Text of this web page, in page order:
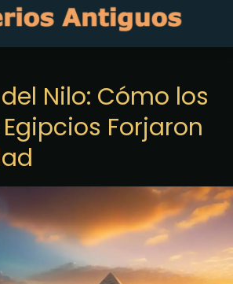
Nilo: Cómo los
Forjaron